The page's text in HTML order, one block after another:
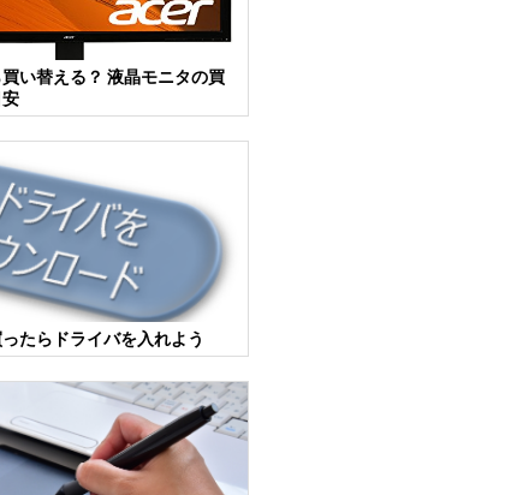
い替える？ 液晶モニタの買
たらドライバを入れよう